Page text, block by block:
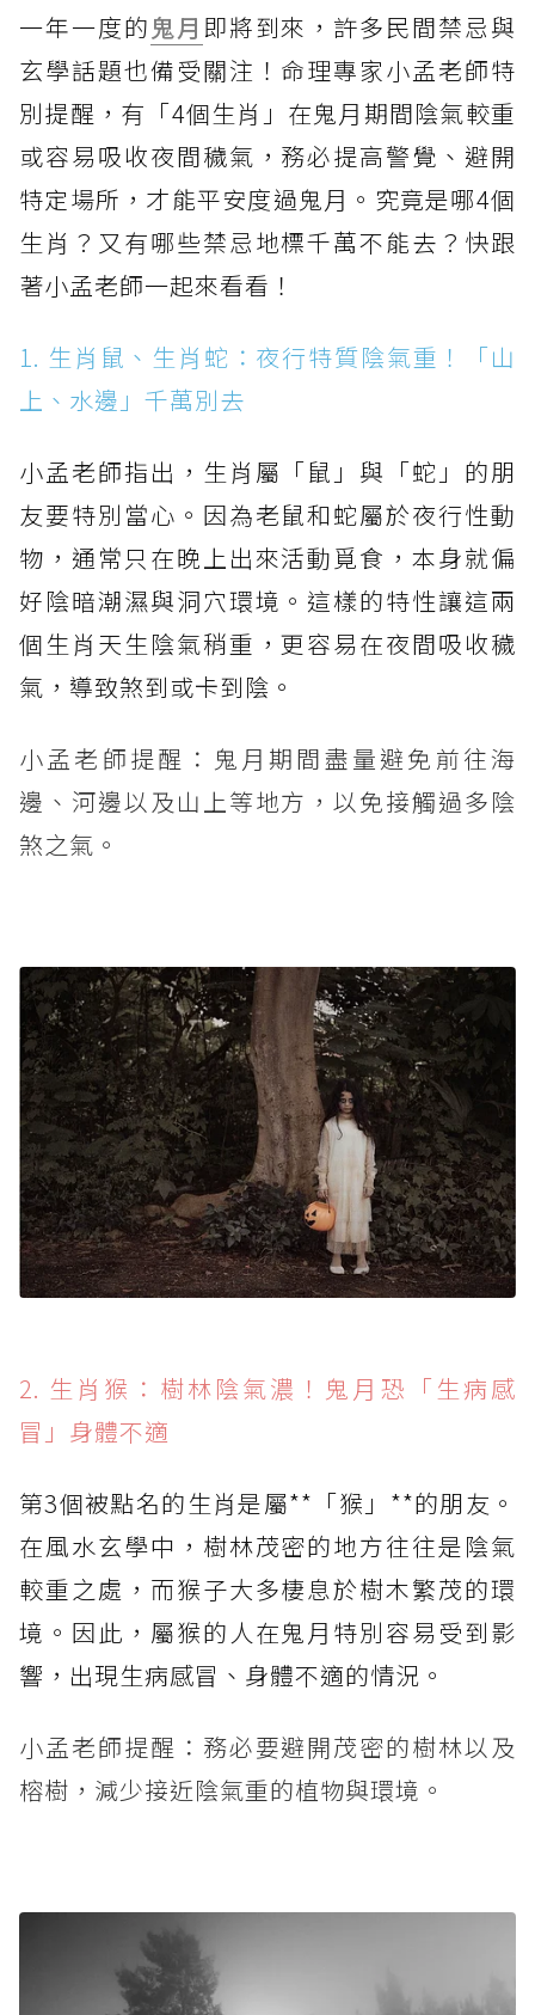
一年一度的鬼月 即將到來，許多民間禁忌與
玄學話題也備受關注！命理專家小孟老師特
別提醒，有「4個生肖」在鬼月期間陰氣較重
或容易吸收夜間穢氣，務必提高警覺、避開
特定場所，才能平安度過鬼月。究竟是哪4個
生肖？又有哪些禁忌地標千萬不能去？快跟
著小孟老師一起來看看！
1. 生肖鼠、生肖蛇：夜行特質陰氣重！「山
上、水邊」千萬別去
小孟老師指出，生肖屬「鼠」與「蛇」的朋
友要特別當心。因為老鼠和蛇屬於夜行性動
物，通常只在晚上出來活動覓食，本身就偏
好陰暗潮濕與洞穴環境。這樣的特性讓這兩
個生肖天生陰氣稍重，更容易在夜間吸收穢
氣，導致煞到或卡到陰。
小孟老師提醒：鬼月期間盡量避免前往海
邊、河邊以及山上等地方，以免接觸過多陰
煞之氣。
2. 生肖猴：樹林陰氣濃！鬼月恐「生病感
冒」身體不適
第3個被點名的生肖是屬**「猴」**的朋友。
在風水玄學中，樹林茂密的地方往往是陰氣
較重之處，而猴子大多棲息於樹木繁茂的環
境。因此，屬猴的人在鬼月特別容易受到影
響，出現生病感冒、身體不適的情況。
小孟老師提醒：務必要避開茂密的樹林以及
榕樹，減少接近陰氣重的植物與環境。